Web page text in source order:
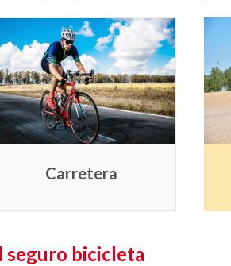
Carretera
seguro bicicleta